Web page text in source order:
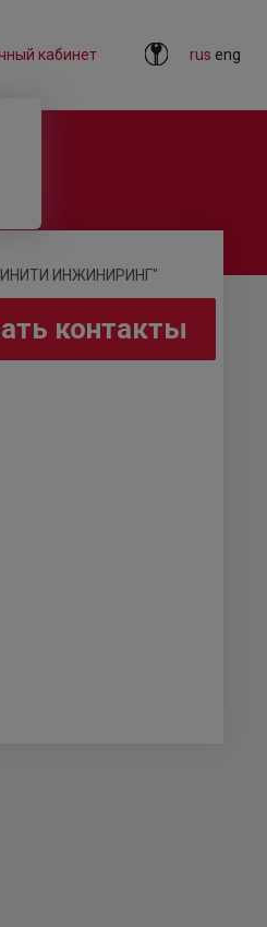
rus eng
кабинет
контакты